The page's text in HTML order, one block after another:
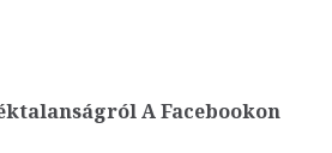
A Facebookon